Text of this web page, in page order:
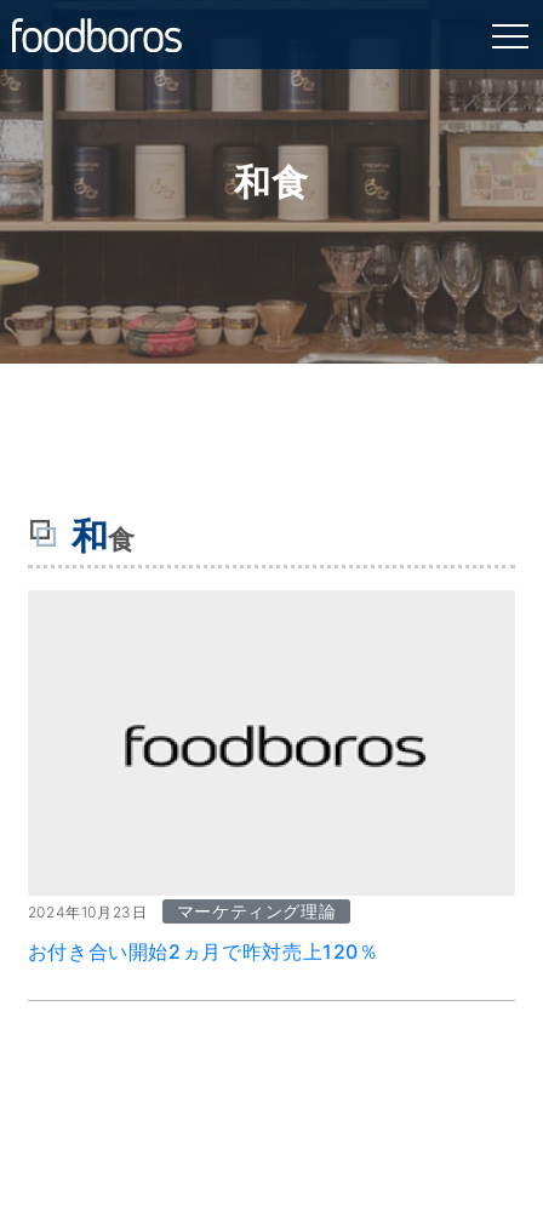
Skip
to
content
和食
和食
2024年10月23日 マーケティング理論
お付き合い開始2ヵ月で昨対売上120％